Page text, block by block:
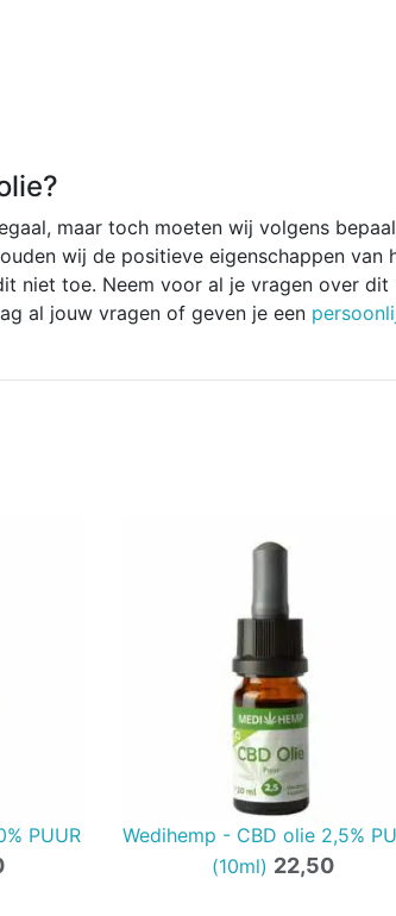
maar toch moeten wij volgens
wij de positieve eigenschappen van
niet toe. Neem voor al je vragen over
al jouw vragen of geven je een
PUUR
Wedihemp - CBD olie 2,5%
(10ml) 22,50